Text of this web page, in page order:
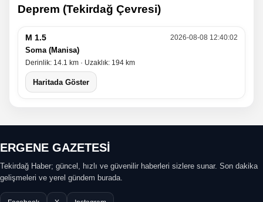
Deprem (Tekirdağ Çevresi)
M 1.5 2026-08-08 12:40:02
Soma (Manisa)
Derinlik: 14.1 km · Uzaklık: 194 km
Haritada Göster
ERGENE GAZETESİ
Tekirdağ Haber; güncel, hızlı ve güvenilir haberleri sizlere sunar. Son dakika
gelişmeleri ve yerel gündem burada.